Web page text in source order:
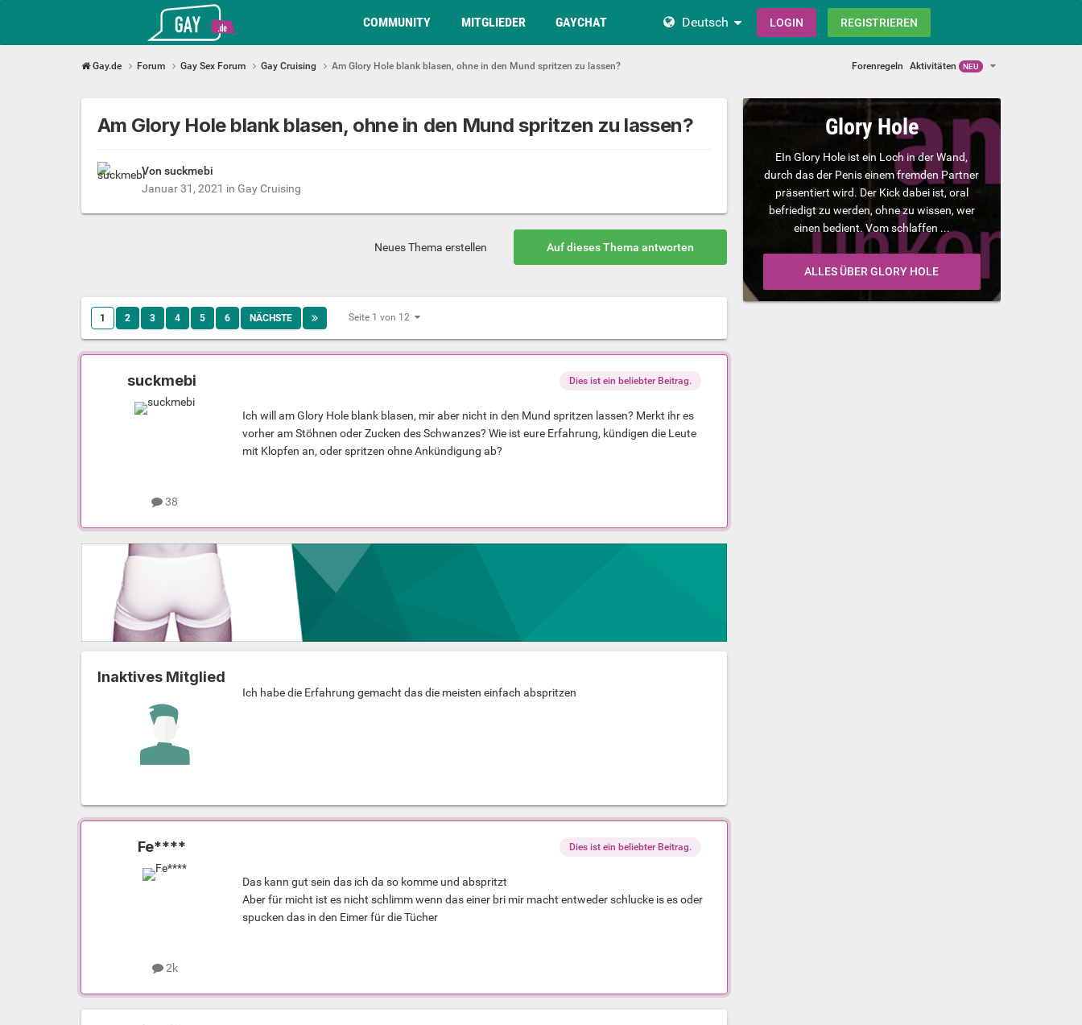
COMMUNITY MITGLIEDER GAYCHAT Deutsch LOGIN REGISTRIEREN
Forenregeln Aktivitäten NEU
Gay.de Forum Gay Sex Forum Gay Cruising Am Glory Hole blank blasen, ohne in den Mund spritzen zu lassen?
Am Glory Hole blank blasen, ohne in den Mund spritzen zu lassen?
Von suckmebi
Januar 31, 2021 in Gay Cruising
Auf dieses Thema antworten
Neues Thema erstellen
1 2 3 4 5 6 NÄCHSTE Seite 1 von 12
suckmebi
38
Dies ist ein beliebter Beitrag.
Ich will am Glory Hole blank blasen, mir aber nicht in den Mund spritzen lassen? Merkt ihr es
vorher am Stöhnen oder Zucken des Schwanzes? Wie ist eure Erfahrung, kündigen die Leute
mit Klopfen an, oder spritzen ohne Ankündigung ab?
Inaktives Mitglied
Ich habe die Erfahrung gemacht das die meisten einfach abspritzen
Fe****
2k
Dies ist ein beliebter Beitrag.
Das kann gut sein das ich da so komme und abspritzt
Aber für micht ist es nicht schlimm wenn das einer bri mir macht entweder schlucke is es oder
spucken das in den Eimer für die Tücher
Glory Hole
EIn Glory Hole ist ein Loch in der Wand,
durch das der Penis einem fremden Partner
präsentiert wird. Der Kick dabei ist, oral
befriedigt zu werden, ohne zu wissen, wer
einen bedient. Vom schlaffen ...
ALLES ÜBER GLORY HOLE